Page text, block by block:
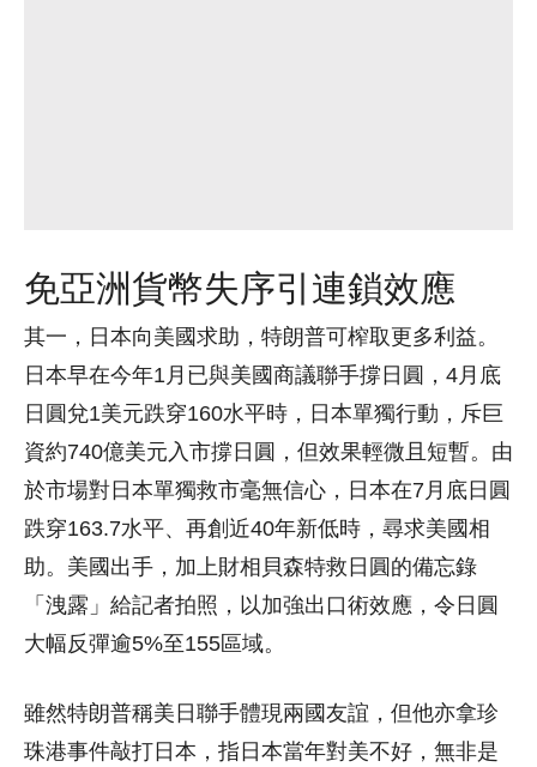
免亞洲貨幣失序引連鎖效應
其一，日本向美國求助，特朗普可榨取更多利益。
日本早在今年1月已與美國商議聯手撐日圓，4月底
日圓兌1美元跌穿160水平時，日本單獨行動，斥巨
資約740億美元入市撐日圓，但效果輕微且短暫。由
於市場對日本單獨救市毫無信心，日本在7月底日圓
跌穿163.7水平、再創近40年新低時，尋求美國相
助。美國出手，加上財相貝森特救日圓的備忘錄
「洩露」給記者拍照，以加強出口術效應，令日圓
大幅反彈逾5%至155區域。
雖然特朗普稱美日聯手體現兩國友誼，但他亦拿珍
珠港事件敲打日本，指日本當年對美不好，無非是